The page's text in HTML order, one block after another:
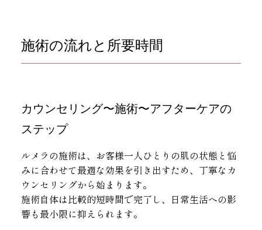
施術の流れと所要時間
カウンセリング〜施術〜アフターケアの
ステップ
ルメラの施術は、お客様一人ひとりの肌の状態と悩
みに合わせて最適な効果を引き出すため、丁寧なカ
ウンセリングから始まります。
施術自体は比較的短時間で完了し、日常生活への影
響も最小限に抑えられます。